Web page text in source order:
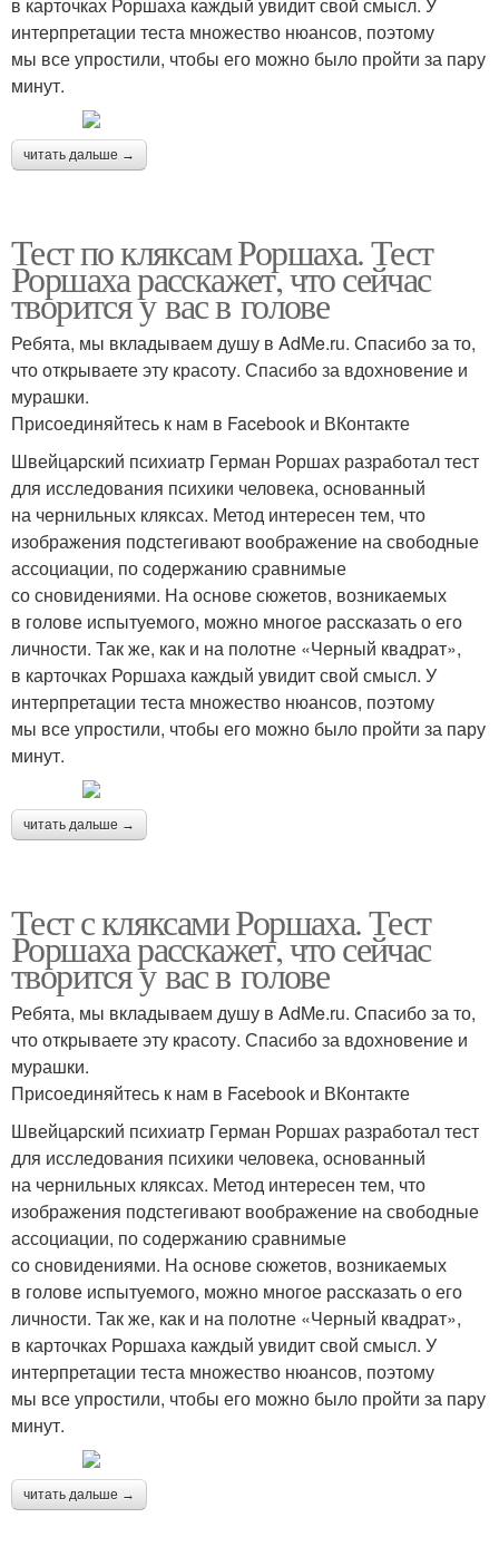
в карточках Роршаха каждый увидит свой смысл. У
интерпретации теста множество нюансов, поэтому
мы все упростили, чтобы его можно было пройти за пару
минут.
читать дальше →
Тест по кляксам Роршаха. Тест
Роршаха расскажет, что сейчас
творится у вас в голове
Ребята, мы вкладываем душу в AdMe.ru. Cпасибо за то,
что открываете эту красоту. Спасибо за вдохновение и
мурашки.
Присоединяйтесь к нам в Facebook и ВКонтакте
Швейцарский психиатр Герман Роршах разработал тест
для исследования психики человека, основанный
на чернильных кляксах. Метод интересен тем, что
изображения подстегивают воображение на свободные
ассоциации, по содержанию сравнимые
со сновидениями. На основе сюжетов, возникаемых
в голове испытуемого, можно многое рассказать о его
личности. Так же, как и на полотне «Черный квадрат»,
в карточках Роршаха каждый увидит свой смысл. У
интерпретации теста множество нюансов, поэтому
мы все упростили, чтобы его можно было пройти за пару
минут.
читать дальше →
Тест с кляксами Роршаха. Тест
Роршаха расскажет, что сейчас
творится у вас в голове
Ребята, мы вкладываем душу в AdMe.ru. Cпасибо за то,
что открываете эту красоту. Спасибо за вдохновение и
мурашки.
Присоединяйтесь к нам в Facebook и ВКонтакте
Швейцарский психиатр Герман Роршах разработал тест
для исследования психики человека, основанный
на чернильных кляксах. Метод интересен тем, что
изображения подстегивают воображение на свободные
ассоциации, по содержанию сравнимые
со сновидениями. На основе сюжетов, возникаемых
в голове испытуемого, можно многое рассказать о его
личности. Так же, как и на полотне «Черный квадрат»,
в карточках Роршаха каждый увидит свой смысл. У
интерпретации теста множество нюансов, поэтому
мы все упростили, чтобы его можно было пройти за пару
минут.
читать дальше →